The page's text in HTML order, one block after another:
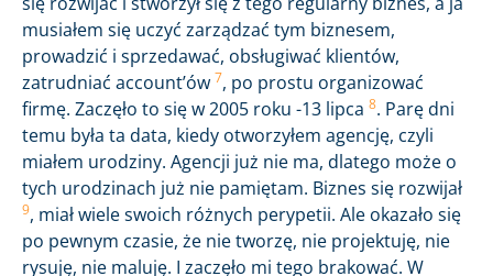
musiałem się uczyć zarządzać tym biznesem,
prowadzić i sprzedawać, obsługiwać klientów,
zatrudniać account’ów 7, po prostu organizować
firmę. Zaczęło to się w 2005 roku -13 lipca 8. Parę dni
temu była ta data, kiedy otworzyłem agencję, czyli
miałem urodziny. Agencji już nie ma, dlatego może o
tych urodzinach już nie pamiętam. Biznes się rozwijał
9, miał wiele swoich różnych perypetii. Ale okazało się
po pewnym czasie, że nie tworzę, nie projektuję, nie
rysuję, nie maluję. I zaczęło mi tego brakować. W